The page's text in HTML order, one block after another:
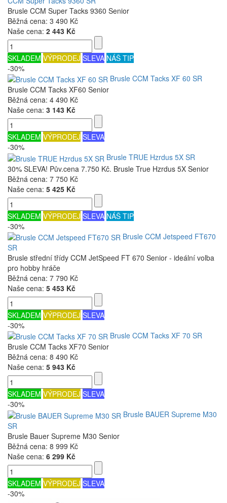
Brusle CCM Super Tacks 9360 Senior
Běžná cena: 3 490 Kč
Naše cena: 2 443 Kč
SKLADEM VÝPRODEJ SLEVA NÁŠ TIP
-30%
Brusle CCM Tacks XF 60 SR
Brusle CCM Tacks XF60 Senior
Běžná cena: 4 490 Kč
Naše cena: 3 143 Kč
SKLADEM VÝPRODEJ SLEVA
-30%
Brusle TRUE Hzrdus 5X SR
30% SLEVA! Pův.cena 7.750 Kč. Brusle True Hzrdus 5X Senior
Běžná cena: 7 750 Kč
Naše cena: 5 425 Kč
SKLADEM VÝPRODEJ SLEVA NÁŠ TIP
-30%
Brusle CCM Jetspeed FT670
SR
Brusle střední třídy CCM JetSpeed FT 670 Senior - ideální volba
pro hobby hráče
Běžná cena: 7 790 Kč
Naše cena: 5 453 Kč
SKLADEM VÝPRODEJ SLEVA
-30%
Brusle CCM Tacks XF 70 SR
Brusle CCM Tacks XF70 Senior
Běžná cena: 8 490 Kč
Naše cena: 5 943 Kč
SKLADEM VÝPRODEJ SLEVA
-30%
Brusle BAUER Supreme M30
SR
Brusle Bauer Supreme M30 Senior
Běžná cena: 8 999 Kč
Naše cena: 6 299 Kč
SKLADEM VÝPRODEJ SLEVA
-30%